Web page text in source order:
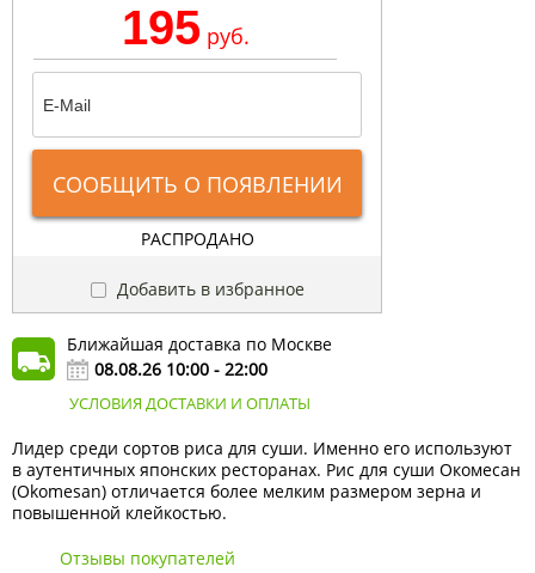
195 руб.
СООБЩИТЬ О ПОЯВЛЕНИИ
РАСПРОДАНО
Добавить в избранное
Ближайшая доставка по Москве
08.08.26 10:00 - 22:00
УСЛОВИЯ ДОСТАВКИ И ОПЛАТЫ
Лидер среди сортов риса для суши. Именно его используют
в аутентичных японских ресторанах. Рис для суши Окомесан
(Okomesan) отличается более мелким размером зерна и
повышенной клейкостью.
Отзывы покупателей